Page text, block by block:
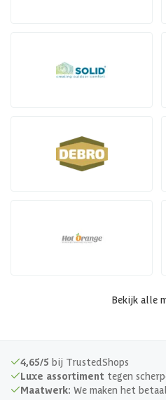
Bekijk alle
4,65/5 bij TrustedShops
Luxe assortiment tegen
Maatwerk: We maken het